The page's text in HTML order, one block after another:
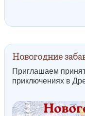
Новогодние
Приглашаем
приключениях в